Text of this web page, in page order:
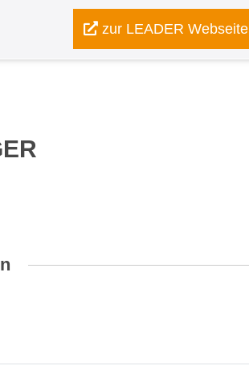
zur LEADER Webseite